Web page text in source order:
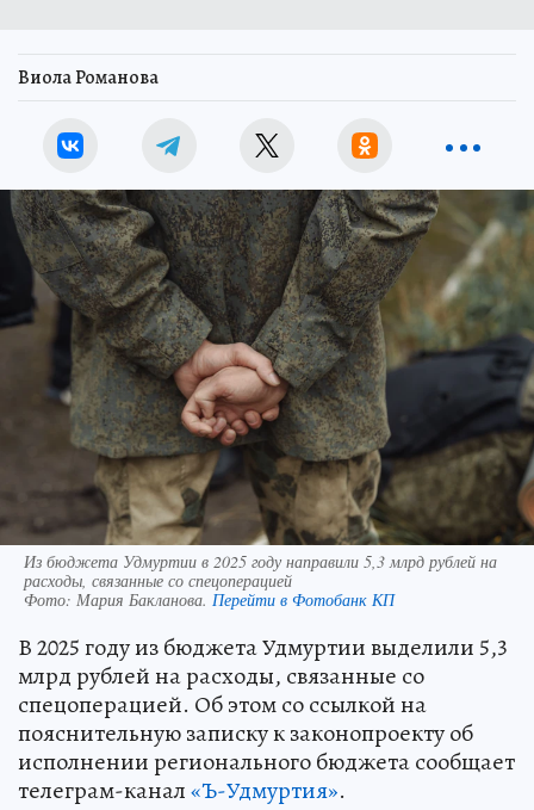
Виола Романова
Из бюджета Удмуртии в 2025 году направили 5,3 млрд рублей на
расходы, связанные со спецоперацией
Фото: Мария Бакланова. Перейти в Фотобанк КП
В 2025 году из бюджета Удмуртии выделили 5,3
млрд рублей на расходы, связанные со
спецоперацией. Об этом со ссылкой на
пояснительную записку к законопроекту об
исполнении регионального бюджета сообщает
телеграм-канал«Ъ-Удмуртия».